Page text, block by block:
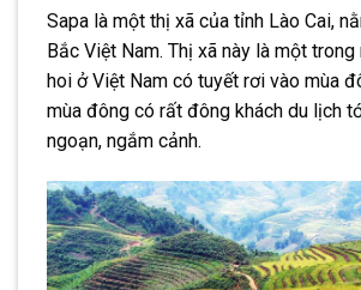
Sapa là một thị xã của tỉnh Lào Cai,
Bắc Việt Nam. Thị xã này là một
hoi ở Việt Nam có tuyết rơi vào mùa
mùa đông có rất đông khách du lịch
ngoạn, ngắm cảnh.